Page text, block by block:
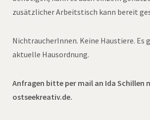
zusätzlicher Arbeitstisch kann bereit
NichtraucherInnen. Keine Haustiere. Es
aktuelle Hausordnung.
Anfragen bitte per mail an Ida Schillen
ostseekreativ.de.